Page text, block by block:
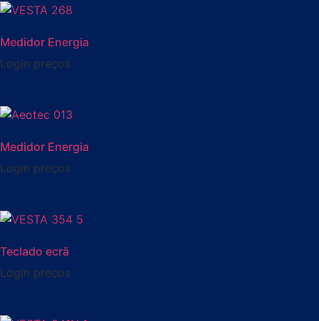
Medidor Energia
Login preços
Medidor Energia
Login preços
Teclado ecrã
Login preços